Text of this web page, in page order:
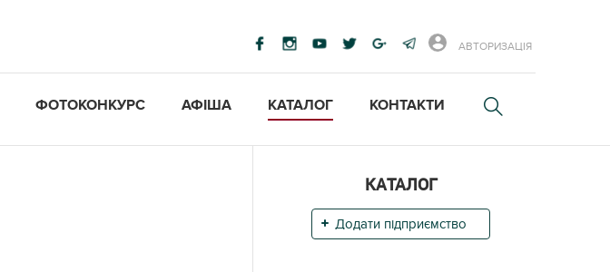
АВТОРИЗАЦІЯ
ФОТОКОНКУРС АФІША КАТАЛОГ КОНТАКТИ
КАТАЛОГ
Додати підприємство